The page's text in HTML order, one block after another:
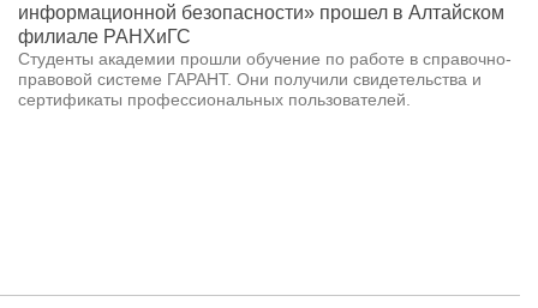
информационной безопасности» прошел в Алтайском
филиале РАНХиГС
Студенты академии прошли обучение по работе в справочно-
правовой системе ГАРАНТ. Они получили свидетельства и
сертификаты профессиональных пользователей.